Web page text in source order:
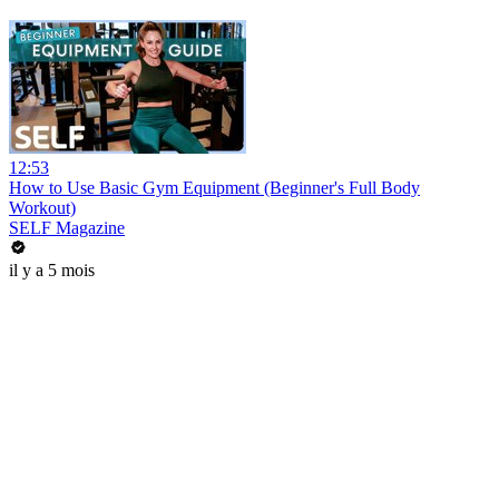
12:53
How to Use Basic Gym Equipment (Beginner's Full Body
Workout)
SELF Magazine
il y a 5 mois